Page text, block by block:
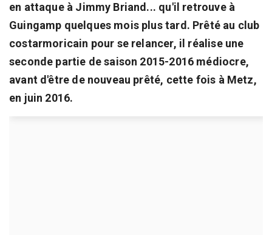
en attaque à Jimmy Briand... qu'il retrouve à
Guingamp quelques mois plus tard. Prêté au club
costarmoricain pour se relancer, il réalise une
seconde partie de saison 2015-2016 médiocre,
avant d'être de nouveau prêté, cette fois à Metz,
en juin 2016.